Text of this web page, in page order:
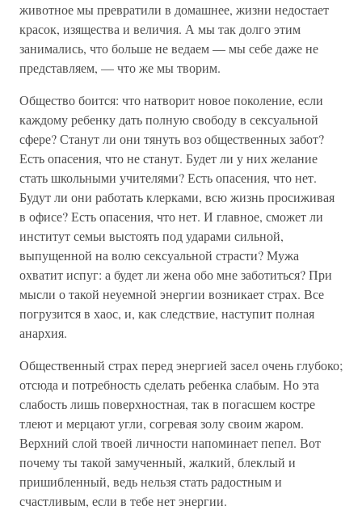
животное мы превратили в домашнее, жизни недостает
красок, изящества и величия. А мы так долго этим
занимались, что больше не ведаем — мы себе даже не
представляем, — что же мы творим.
Общество боится: что натворит новое поколение, если
каждому ребенку дать полную свободу в сексуальной
сфере? Станут ли они тянуть воз общественных забот?
Есть опасения, что не станут. Будет ли у них желание
стать школьными учителями? Есть опасения, что нет.
Будут ли они работать клерками, всю жизнь просиживая
в офисе? Есть опасения, что нет. И главное, сможет ли
институт семьи выстоять под ударами сильной,
выпущенной на волю сексуальной страсти? Мужа
охватит испуг: а будет ли жена обо мне заботиться? При
мысли о такой неуемной энергии возникает страх. Все
погрузится в хаос, и, как следствие, наступит полная
анархия.
Общественный страх перед энергией засел очень глубоко;
отсюда и потребность сделать ребенка слабым. Но эта
слабость лишь поверхностная, так в погасшем костре
тлеют и мерцают угли, согревая золу своим жаром.
Верхний слой твоей личности напоминает пепел. Вот
почему ты такой замученный, жалкий, блеклый и
пришибленный, ведь нельзя стать радостным и
счастливым, если в тебе нет энергии.